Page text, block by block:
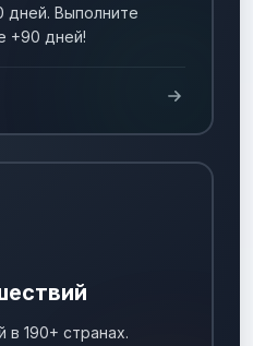
дней. Выполните
+90 дней!
в 190+ странах.